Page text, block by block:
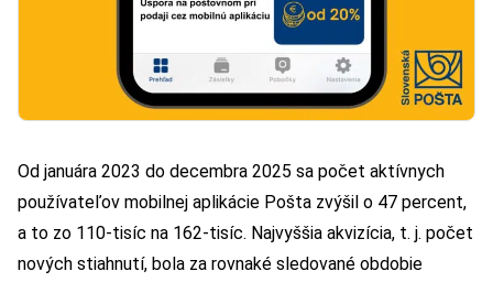
Od januára 2023 do decembra 2025 sa počet aktívnych
používateľov mobilnej aplikácie Pošta zvýšil o 47 percent,
a to zo 110-tisíc na 162-tisíc. Najvyššia akvizícia, t. j. počet
nových stiahnutí, bola za rovnaké sledované obdobie